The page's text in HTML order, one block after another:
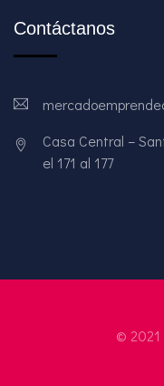
Contáctanos
Casa Central –
el 171 al 177
© 2021